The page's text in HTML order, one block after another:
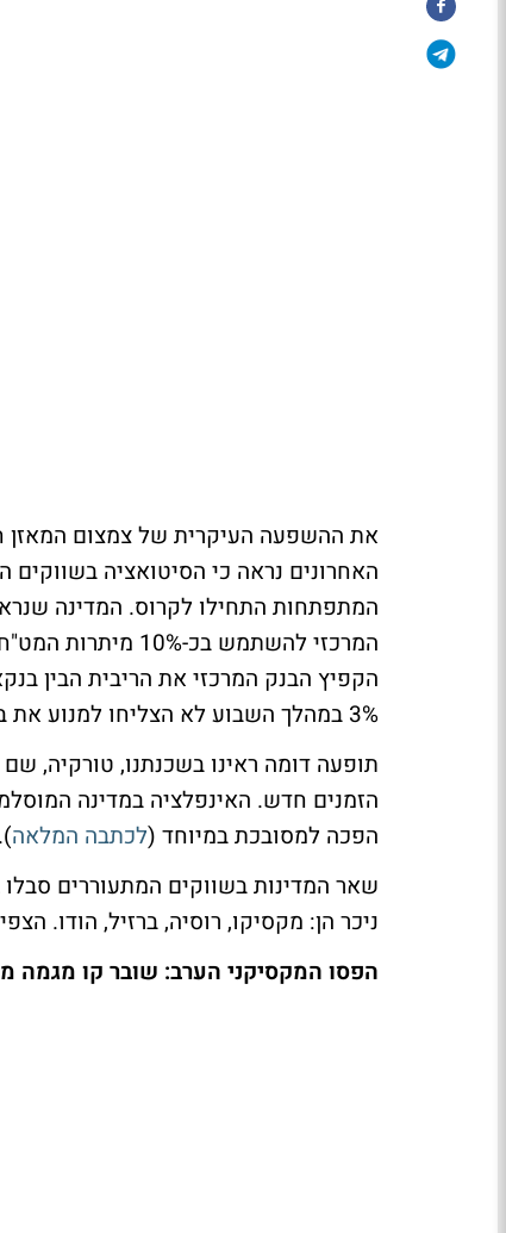
את ההשפעה העיקרית של צמצום המאזן
האחרונים נראה כי הסיטואציה
המתפתחות התחילו לקרוס. המדינה
המרכזי להשתמש
3% במהלך השבוע לא הצליחו למנוע את בריחת ההון מהמדינה.
הפכה למסובכת במיוחד (לכתבה המלאה).
שאר המדינות בשווקים המתעוררים
ניכר הן: מקסיקו, רוסיה, ברזיל, הודו.
הפסו המקסיקני הערב: שובר קו מגמה מתחילה 2016, עשוי להיות